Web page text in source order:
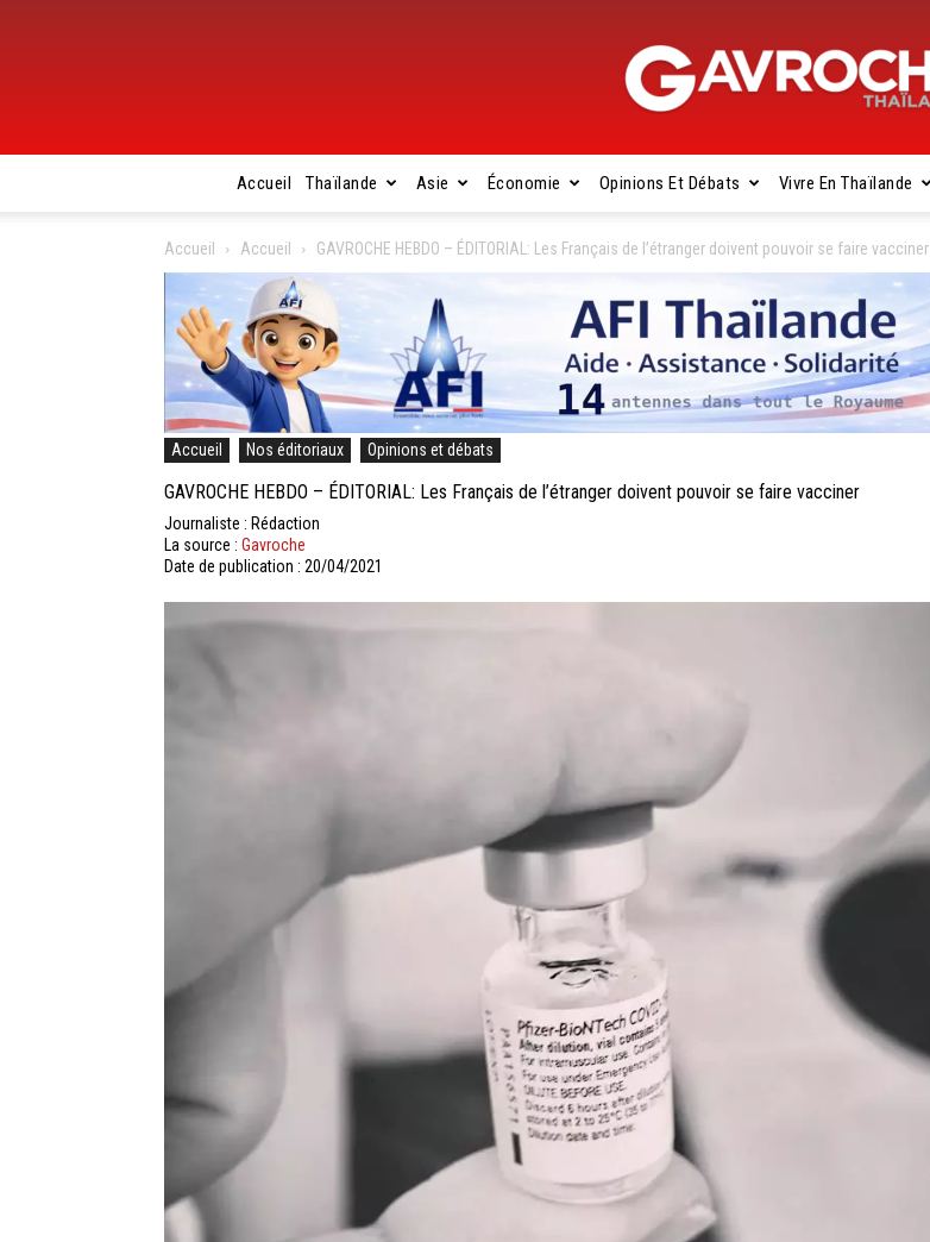
Gavroche
Thaïlande
Accueil Thaïlande Asie Économie Opinions Et Débats Vivre En Thaïlande
Accueil Accueil GAVROCHE HEBDO – ÉDITORIAL: Les Français de l’étranger doivent pouvoir se faire vacciner
Accueil Nos éditoriaux Opinions et débats
GAVROCHE HEBDO – ÉDITORIAL: Les Français de l’étranger doivent pouvoir se faire vacciner
Journaliste : Rédaction
La source : Gavroche
Date de publication : 20/04/2021